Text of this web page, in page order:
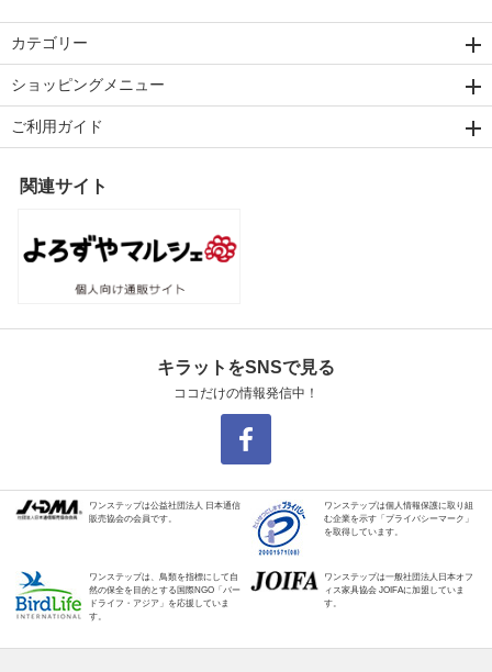
カテゴリー
ショッピングメニュー
ご利用ガイド
関連サイト
キラットをSNSで見る
ココだけの情報発信中！
ワンステップは公益社団法人 日本通信
販売協会の会員です。
ワンステップは個人情報保護に取り組
む企業を示す「プライバシーマーク」
を取得しています。
ワンステップは、鳥類を指標にして自
然の保全を目的とする国際NGO「バー
ドライフ・アジア」を応援していま
す。
ワンステップは一般社団法人日本オフ
ィス家具協会 JOIFAに加盟していま
す。